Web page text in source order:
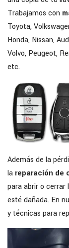
Trabajamos con
Toyota,
Honda, Nissan,
Volvo, Peugeot,
etc.
Además de la
la reparación de
para abrir o cerrar
esté dañada. En
y técnicas para